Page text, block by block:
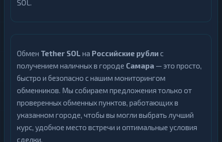
SOL.
Обмен Tether SOL на Российские рублис
получением наличных в городе Самара — это просто,
быстро и безопасно с нашим мониторингом
обменников. Мы собираем предложения только от
проверенных обменных пунктов, работающих в
указанном городе, чтобы вы могли выбрать лучший
курс, удобное место встречи и оптимальные условия
сделки.